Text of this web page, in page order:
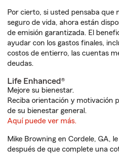
Por cierto, si usted pensaba que
seguro de vida, ahora están
de emisión garantizada. El
ayudar con los gastos finales,
costos de entierro, las cuentas
deudas.
Life Enhanced®
Mejore su bienestar.
Reciba orientación y motivación
de su bienestar general.
Aquí puede ver más.
Mike Browning en Cordele, GA,
después de que complete una